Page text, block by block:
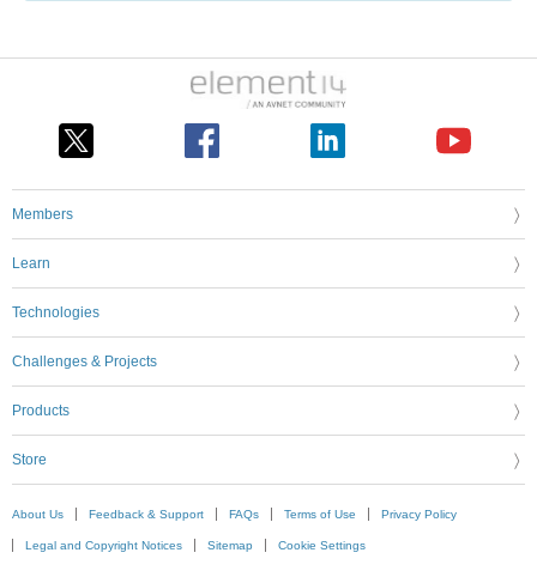
Members
Learn
Technologies
Challenges & Projects
Products
Store
About Us Feedback & Support FAQs Terms of Use Privacy Policy
Legal and Copyright Notices Sitemap Cookie Settings